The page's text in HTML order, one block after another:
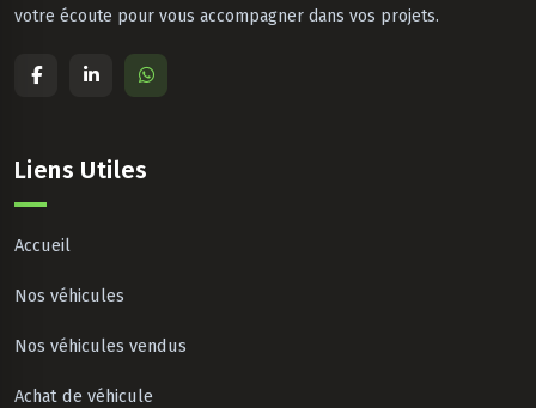
votre écoute pour vous accompagner dans vos projets.
Liens Utiles
Accueil
Nos véhicules
Nos véhicules vendus
Achat de véhicule